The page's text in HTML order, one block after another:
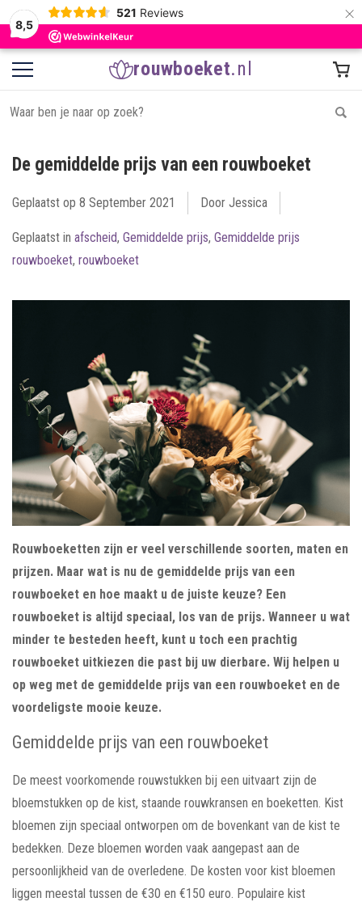
8,5
521 Reviews ×
rouwboeket.nl
De gemiddelde prijs van een rouwboeket
Geplaatst op 8 September 2021 Door Jessica
Geplaatst in afscheid, Gemiddelde prijs, Gemiddelde prijs
rouwboeket, rouwboeket
Rouwboeketten zijn er veel verschillende soorten, maten en
prijzen. Maar wat is nu de gemiddelde prijs van een
rouwboeket en hoe maakt u de juiste keuze? Een
rouwboeket is altijd speciaal, los van de prijs. Wanneer u wat
minder te besteden heeft, kunt u toch een prachtig
rouwboeket uitkiezen die past bij uw dierbare. Wij helpen u
op weg met de gemiddelde prijs van een rouwboeket en de
voordeligste mooie keuze.
Gemiddelde prijs van een rouwboeket
De meest voorkomende rouwstukken bij een uitvaart zijn de
bloemstukken op de kist, staande rouwkransen en boeketten. Kist
bloemen zijn speciaal ontworpen om de bovenkant van de kist te
bedekken. Deze bloemen worden vaak aangepast aan de
persoonlijkheid van de overledene. De kosten voor kist bloemen
liggen meestal tussen de €30 en €150 euro. Populaire kist